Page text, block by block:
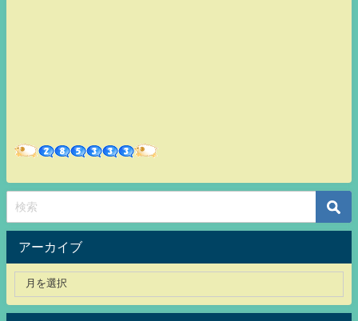
アーカイブ